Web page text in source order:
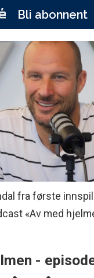
Bli abonnent
fra første
«Av med
-